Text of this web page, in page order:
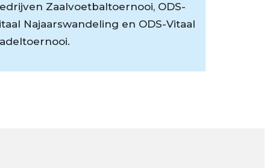
Zaalvoetbaltoernooi, ODS-
Najaarswandeling en ODS-Vitaal